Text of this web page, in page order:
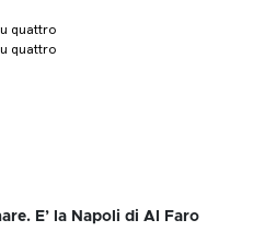
quattro
quattro
E’ la Napoli di Al Faro